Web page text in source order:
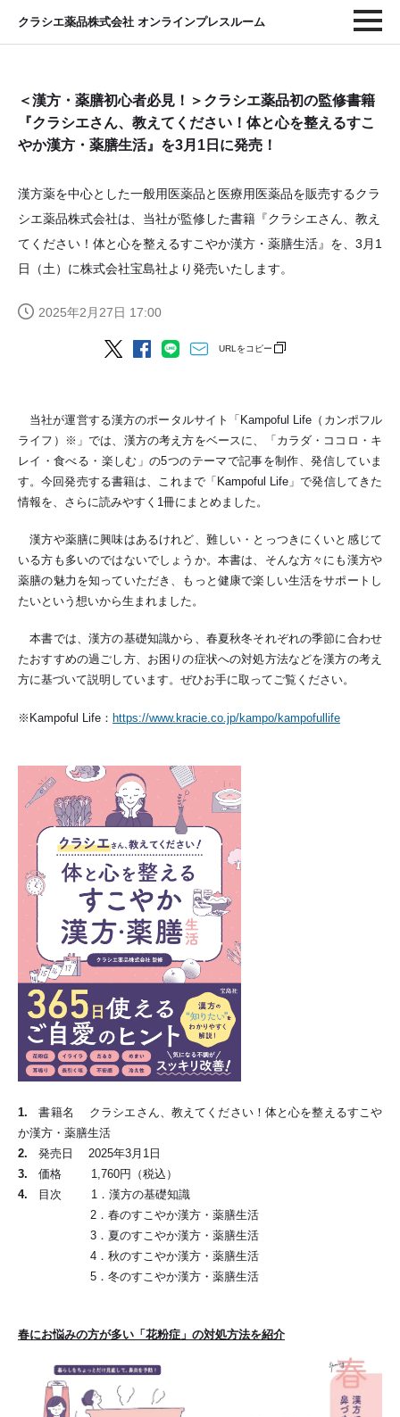
クラシエ薬品株式会社 オンラインプレスルーム
＜漢方・薬膳初心者必見！＞クラシエ薬品初の監修書籍
『クラシエさん、教えてください！体と心を整えるすこ
やか漢方・薬膳生活』を3月1日に発売！
漢方薬を中心とした一般用医薬品と医療用医薬品を販売するクラ
シエ薬品株式会社は、当社が監修した書籍『クラシエさん、教え
てください！体と心を整えるすこやか漢方・薬膳生活』を、3月1
日（土）に株式会社宝島社より発売いたします。
2025年2月27日 17:00
URLをコピー
当社が運営する漢方のポータルサイト「Kampoful Life（カンポフル
ライフ）※」では、漢方の考え方をベースに、「カラダ・ココロ・キ
レイ・食べる・楽しむ」の5つのテーマで記事を制作、発信していま
す。今回発売する書籍は、これまで「Kampoful Life」で発信してきた
情報を、さらに読みやすく1冊にまとめました。
漢方や薬膳に興味はあるけれど、難しい・とっつきにくいと感じて
いる方も多いのではないでしょうか。本書は、そんな方々にも漢方や
薬膳の魅力を知っていただき、もっと健康で楽しい生活をサポートし
たいという想いから生まれました。
本書では、漢方の基礎知識から、春夏秋冬それぞれの季節に合わせ
たおすすめの過ごし方、お困りの症状への対処方法などを漢方の考え
方に基づいて説明しています。ぜひお手に取ってご覧ください。
※Kampoful Life： https://www.kracie.co.jp/kampo/kampofullife
1.書籍名 クラシエさん、教えてください！体と心を整えるすこや
か漢方・薬膳生活
2. 発売日 2025年3月1日
3. 価格 1,760円（税込）
4.
目次 1．漢方の基礎知識
2．春のすこやか漢方・薬膳生活
3．夏のすこやか漢方・薬膳生活
4．秋のすこやか漢方・薬膳生活
5．冬のすこやか漢方・薬膳生活
春にお悩みの方が多い「花粉症」の対処方法を紹介